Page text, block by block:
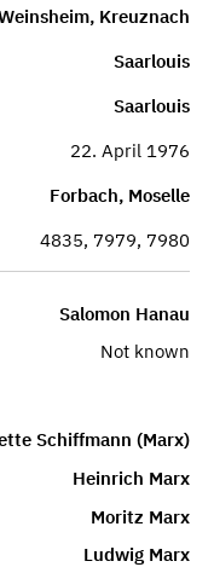
Kreuznach
Saarlouis
Saarlouis
22. April 1976
Forbach, Moselle
4835, 7979, 7980
Salomon Hanau
Not known
Schiffmann (Marx)
Heinrich Marx
Moritz Marx
Ludwig Marx